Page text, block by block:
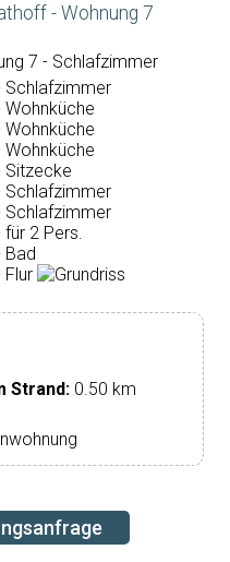
- Wohnung 7
Strand: 0.50 km